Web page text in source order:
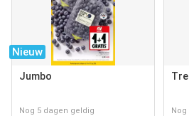
Nieuw
Jumbo
Nog 5 dagen geldig